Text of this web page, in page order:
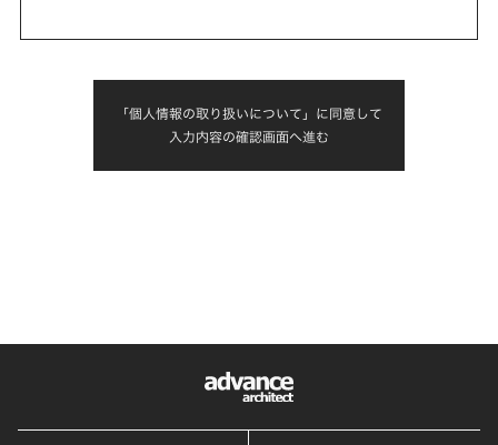
「個人情報の取り扱いについて」に同意して
入力内容の確認画面へ進む